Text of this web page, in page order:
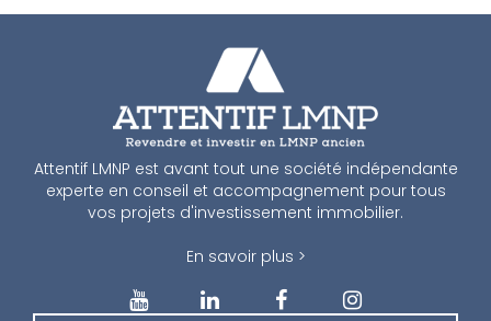
Attentif LMNP est avant tout une société indépendante
experte en conseil et accompagnement pour tous
vos projets d'investissement immobilier.
En savoir plus >